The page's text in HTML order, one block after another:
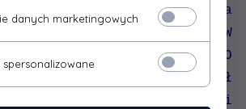
niezbędnych do ustalenia
przewoźnika. W
uszkodzenia, HDO
zaleca sporządzić protokół
najlepiej w obecności
danych marketingowych
spersonalizowane